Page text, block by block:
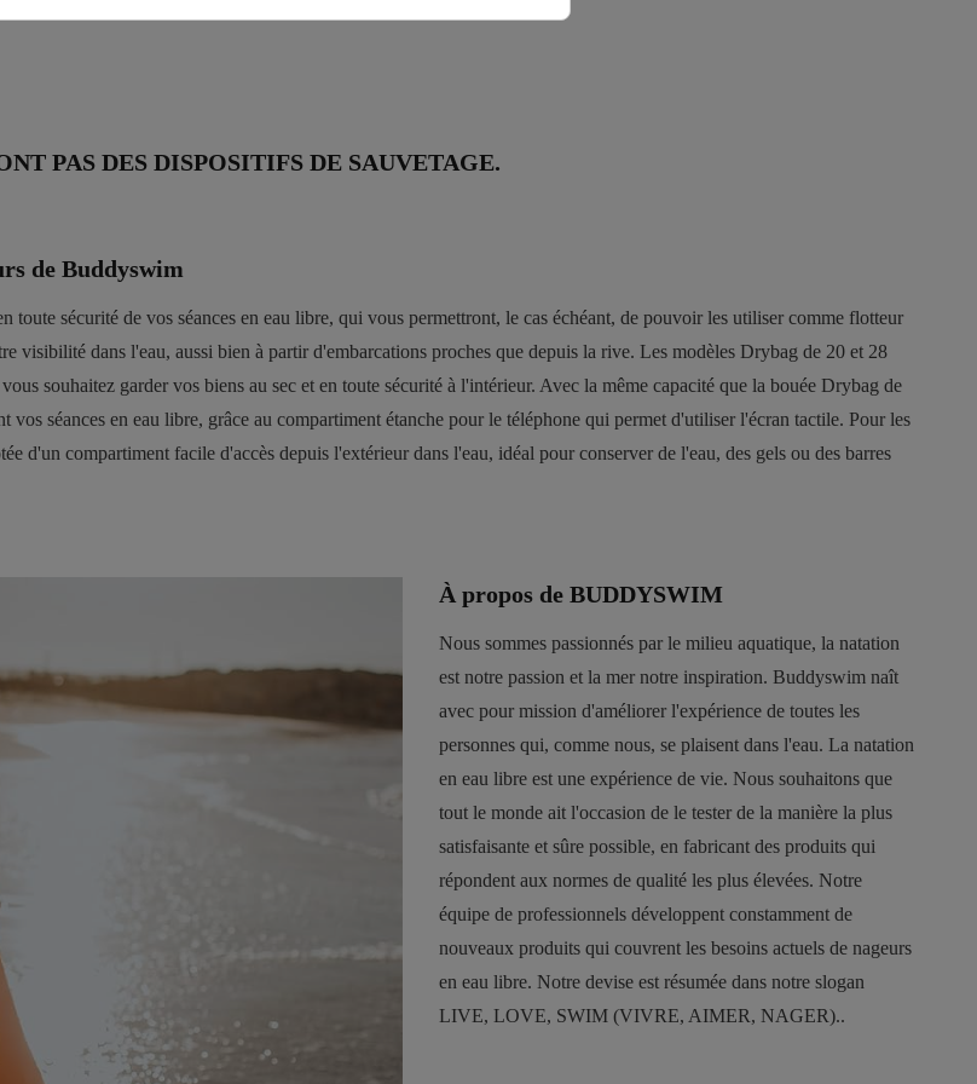
PAS DES DISPOSITIFS DE SAUVETAGE.
de Buddyswim
sécurité de vos séances en eau libre, qui vous permettront, le cas échéant, de pouvoir les utiliser comme flotteur
visibilité dans l'eau, aussi bien à partir d'embarcations proches que depuis la rive. Les modèles Drybag de 20 et 28
souhaitez garder vos biens au sec et en toute sécurité à l'intérieur. Avec la même capacité que la bouée Drybag de
séances en eau libre, grâce au compartiment étanche pour le téléphone qui permet d'utiliser l'écran tactile. Pour les
d'un compartiment facile d'accès depuis l'extérieur dans l'eau, idéal pour conserver de l'eau, des gels ou des barres
À propos de BUDDYSWIM
Nous sommes passionnés par le milieu aquatique, la natation
est notre passion et la mer notre inspiration. Buddyswim naît
avec pour mission d'améliorer l'expérience de toutes les
personnes qui, comme nous, se plaisent dans l'eau. La natation
en eau libre est une expérience de vie. Nous souhaitons que
tout le monde ait l'occasion de le tester de la manière la plus
satisfaisante et sûre possible, en fabricant des produits qui
répondent aux normes de qualité les plus élevées. Notre
équipe de professionnels développent constamment de
nouveaux produits qui couvrent les besoins actuels de nageurs
en eau libre. Notre devise est résumée dans notre slogan
LIVE, LOVE, SWIM (VIVRE, AIMER, NAGER)..